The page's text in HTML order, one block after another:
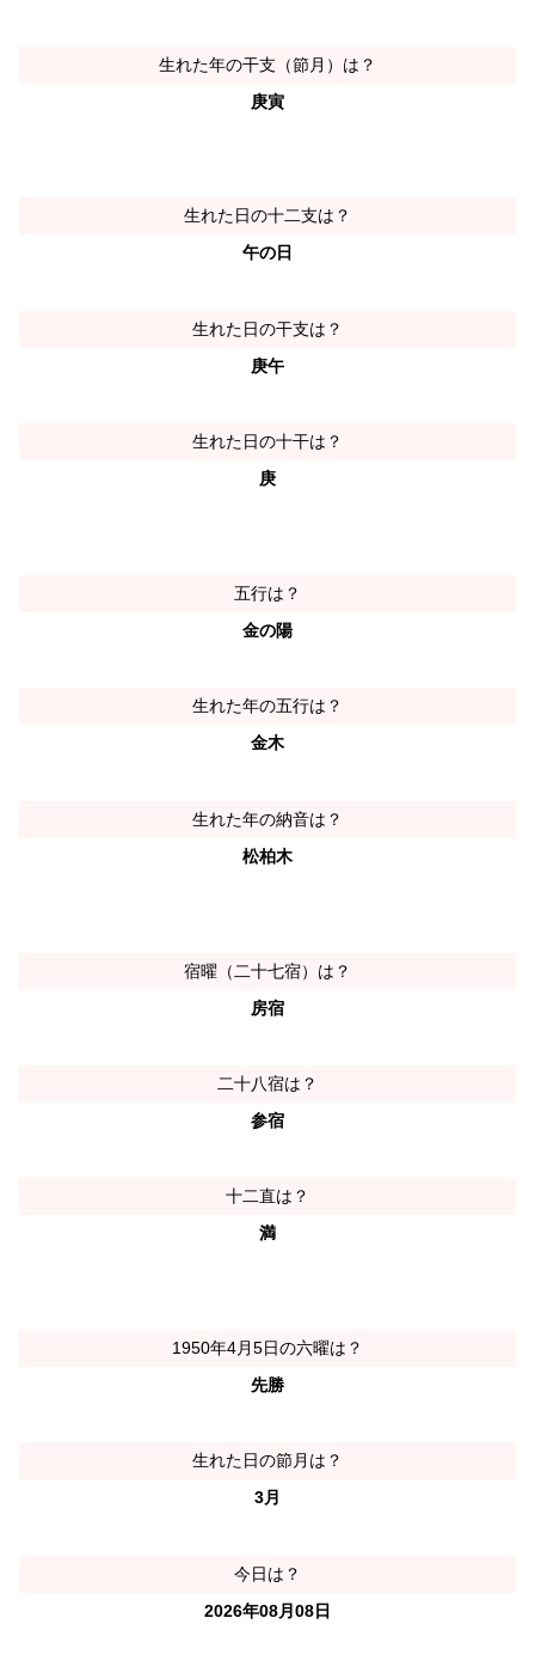
生れた年の干支（節月）は？
庚寅
生れた日の十二支は？
午の日
生れた日の干支は？
庚午
生れた日の十干は？
庚
五行は？
金の陽
生れた年の五行は？
金木
生れた年の納音は？
松柏木
宿曜（二十七宿）は？
房宿
二十八宿は？
参宿
十二直は？
満
1950年4月5日の六曜は？
先勝
生れた日の節月は？
3月
今日は？
2026年08月08日